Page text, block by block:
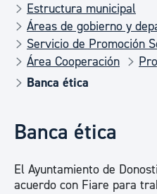
Estructura municipal
Áreas de gobierno y
Servicio de Promoción
Área Cooperación
Banca ética
Banca ética
El Ayuntamiento de
acuerdo con Fiare para